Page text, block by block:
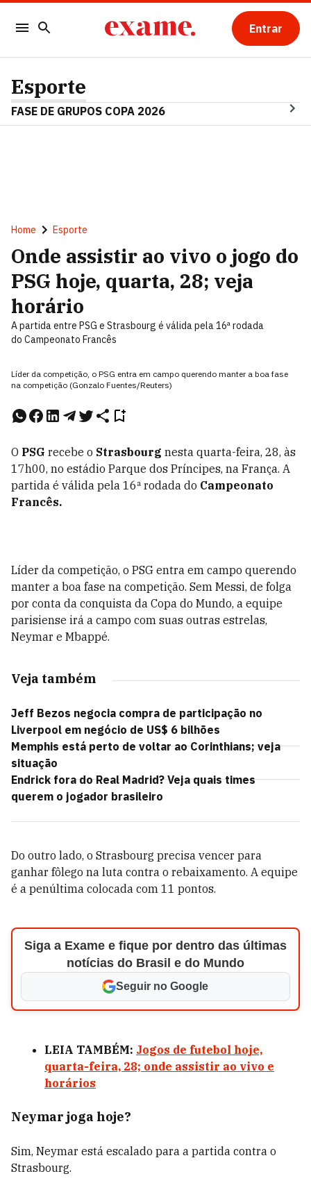
Entrar
Esporte
FASE DE GRUPOS COPA 2026
Home Esporte
Onde assistir ao vivo o jogo do
PSG hoje, quarta, 28; veja
horário
A partida entre PSG e Strasbourg é válida pela 16ª rodada
do Campeonato Francês
Líder da competição, o PSG entra em campo querendo manter a boa fase
na competição (Gonzalo Fuentes/Reuters)
O PSG recebe o Strasbourg nesta quarta-feira, 28, às
17h00, no estádio Parque dos Príncipes, na França. A
partida é válida pela 16ª rodada do Campeonato
Francês.
Líder da competição, o PSG entra em campo querendo
manter a boa fase na competição. Sem Messi, de folga
por conta da conquista da Copa do Mundo, a equipe
parisiense irá a campo com suas outras estrelas,
Neymar e Mbappé.
Veja também
Jeff Bezos negocia compra de participação no
Liverpool em negócio de US$ 6 bilhões
Memphis está perto de voltar ao Corinthians; veja
situação
Endrick fora do Real Madrid? Veja quais times
querem o jogador brasileiro
Do outro lado, o Strasbourg precisa vencer para
ganhar fôlego na luta contra o rebaixamento. A equipe
é a penúltima colocada com 11 pontos.
Siga a Exame e fique por dentro das últimas
notícias do Brasil e do Mundo
Seguir no Google
LEIA TAMBÉM: Jogos de futebol hoje,
quarta-feira, 28; onde assistir ao vivo e
horários
Neymar joga hoje?
Sim, Neymar está escalado para a partida contra o
Strasbourg.